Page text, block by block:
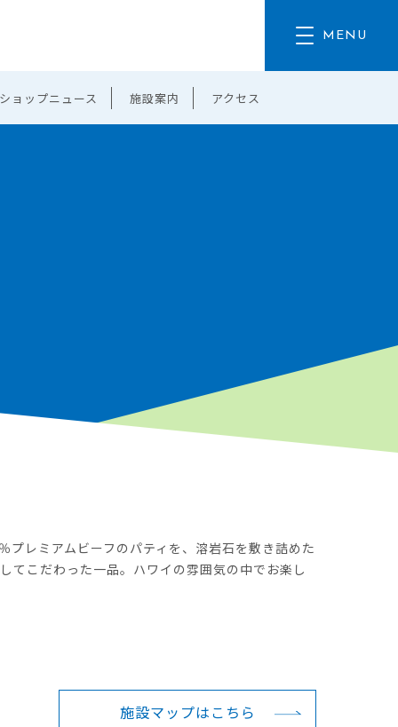
ショップニュース 施設案内 アクセス
レミアムビーフのパティを、溶岩石を敷き詰めた
てこだわった一品。ハワイの雰囲気の中でお楽し
施設マップはこちら